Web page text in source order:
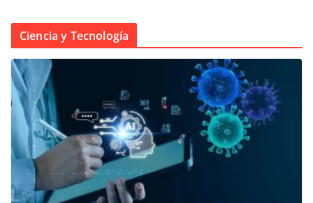
Ciencia y Tecnología